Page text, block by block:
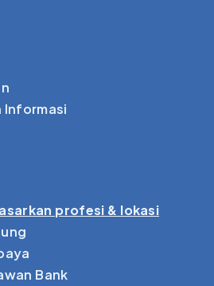
Informasi
profesi & lokasi
Bank